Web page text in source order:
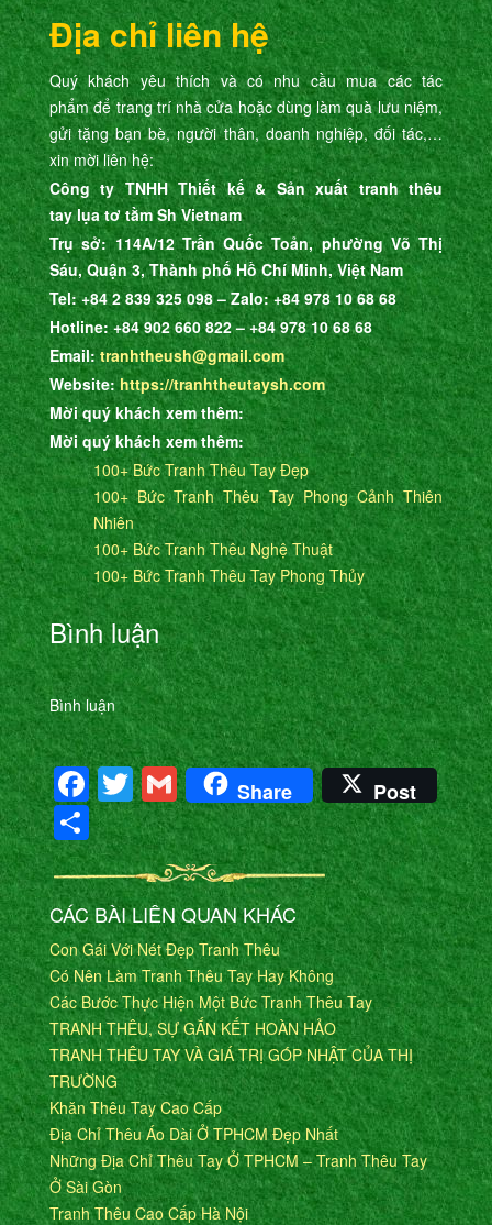
Địa chỉ liên hệ
Quý khách yêu thích và có nhu cầu mua các tác
phẩm để trang trí nhà cửa hoặc dùng làm quà lưu niệm,
gửi tặng bạn bè, người thân, doanh nghiệp, đối tác,…
xin mời liên hệ:
Công ty TNHH Thiết kế & Sản xuất tranh thêu
tay lụa tơ tằm Sh Vietnam
Trụ sở: 114A/12 Trần Quốc Toản, phường Võ Thị
Sáu, Quận 3, Thành phố Hồ Chí Minh, Việt Nam
Tel: +84 2 839 325 098 – Zalo: +84 978 10 68 68
Hotline: +84 902 660 822 – +84 978 10 68 68
Email:tranhtheush@gmail.com
Website:https://tranhtheutaysh.com
Mời quý khách xem thêm:
Mời quý khách xem thêm:
100+ Bức Tranh Thêu Tay Đẹp
100+ Bức Tranh Thêu Tay Phong Cảnh Thiên
Nhiên
100+ Bức Tranh Thêu Nghệ Thuật
100+ Bức Tranh Thêu Tay Phong Thủy
Bình luận
Bình luận
Facebook
Twitter
Gmail
Share Post
Share
CÁC BÀI LIÊN QUAN KHÁC
Con Gái Với Nét Đẹp Tranh Thêu
Có Nên Làm Tranh Thêu Tay Hay Không
Các Bước Thực Hiện Một Bức Tranh Thêu Tay
TRANH THÊU, SỰ GẮN KẾT HOÀN HẢO
TRANH THÊU TAY VÀ GIÁ TRỊ GÓP NHẬT CỦA THỊ
TRƯỜNG
Khăn Thêu Tay Cao Cấp
Địa Chỉ Thêu Áo Dài Ở TPHCM Đẹp Nhất
Những Địa Chỉ Thêu Tay Ở TPHCM – Tranh Thêu Tay
Ở Sài Gòn
Tranh Thêu Cao Cấp Hà Nội